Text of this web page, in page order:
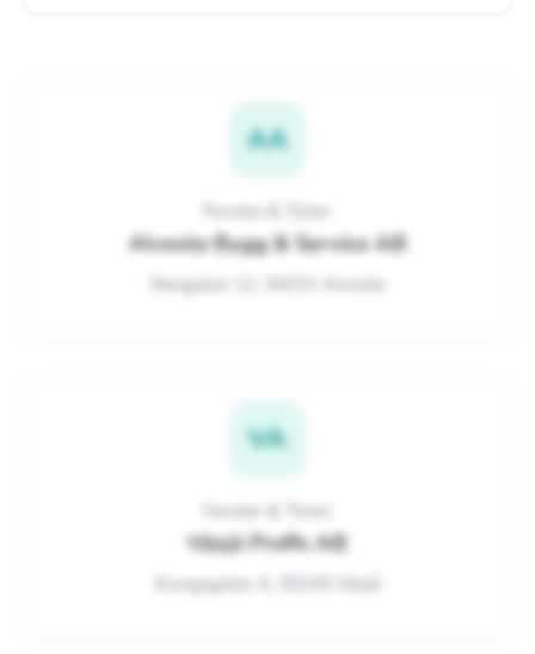
AA
Fenster & Türen
Alvesta Bygg & Service AB
Storgatan 12, 34231 Alvesta
VA
Fenster & Türen
Växjö Proffs AB
Kungsgatan 4, 35243 Växjö